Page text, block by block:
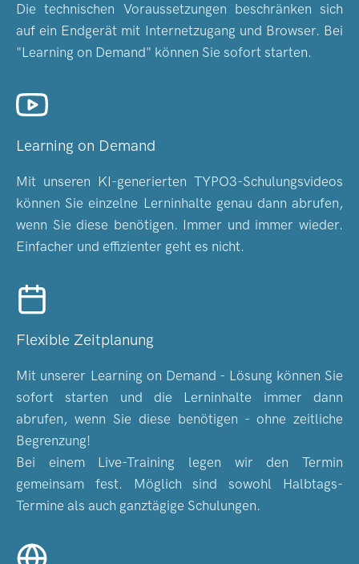
Die technischen Voraussetzungen beschränken sich
auf ein Endgerät mit Internetzugang und Browser. Bei
"Learning on Demand" können Sie sofort starten.
Learning on Demand
Mit unseren KI-generierten TYPO3-Schulungsvideos
können Sie einzelne Lerninhalte genau dann abrufen,
wenn Sie diese benötigen. Immer und immer wieder.
Einfacher und effizienter geht es nicht.
Flexible Zeitplanung
Mit unserer Learning on Demand - Lösung können Sie
sofort starten und die Lerninhalte immer dann
abrufen, wenn Sie diese benötigen - ohne zeitliche
Begrenzung!
Bei einem Live-Training legen wir den Termin
gemeinsam fest. Möglich sind sowohl Halbtags-
Termine als auch ganztägige Schulungen.